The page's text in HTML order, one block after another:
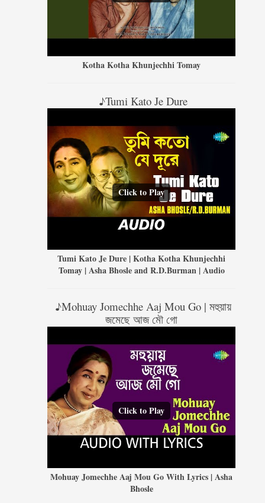
Kotha Kotha Khunjechhi Tomay
♪Tumi Kato Je Dure
Click to Play
Tumi Kato Je Dure | Kotha Kotha Khunjechhi
Tomay | Asha Bhosle and R.D.Burman | Audio
♪Mohuay Jomechhe Aaj Mou Go | মহুয়ায়
জমেছে আজ মৌ গো
Click to Play
Mohuay Jomechhe Aaj Mou Go With Lyrics | Asha
Bhosle